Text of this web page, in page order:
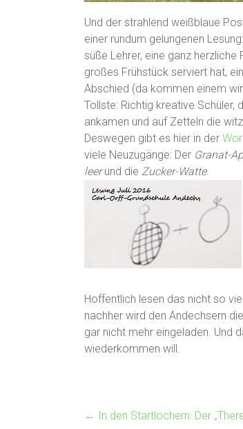
Und der strahlend weißblaue
einer rundum gelungenen
süße Lehrer, eine ganz
großes Frühstück serviert hat,
Abschied (da kommen einem
Tollste: Richtig kreative Schüler,
ankamen und auf Zetteln die
Deswegen gibt es hier in der
viele Neuzugänge: Der Granat-
leerund die Zucker-Watte.
Hoffentlich lesen das nicht so
nachher wird den Andechsern
gar nicht mehr eingeladen. Und
wiederkommen will.
← In den Startlöchern: Der